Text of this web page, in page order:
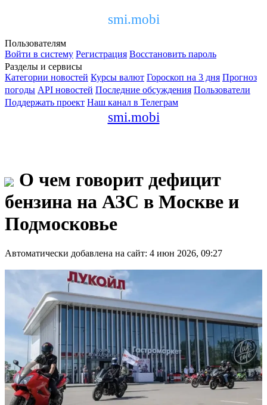
smi.mobi
Пользователям
Войти в систему Регистрация Восстановить пароль
Разделы и сервисы
Категории новостей Курсы валют Гороскоп на 3 дня Прогноз
погоды API новостей Последние обсуждения Пользователи
Поддержать проект Наш канал в Телеграм
smi.mobi
О чем говорит дефицит
бензина на АЗС в Москве и
Подмосковье
Автоматически добавлена на сайт: 4 июн 2026, 09:27